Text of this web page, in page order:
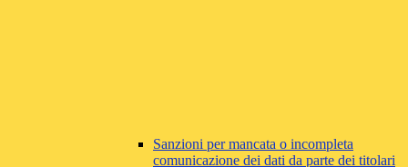
Sanzioni per mancata o incompleta
comunicazione dei dati da parte dei titolari